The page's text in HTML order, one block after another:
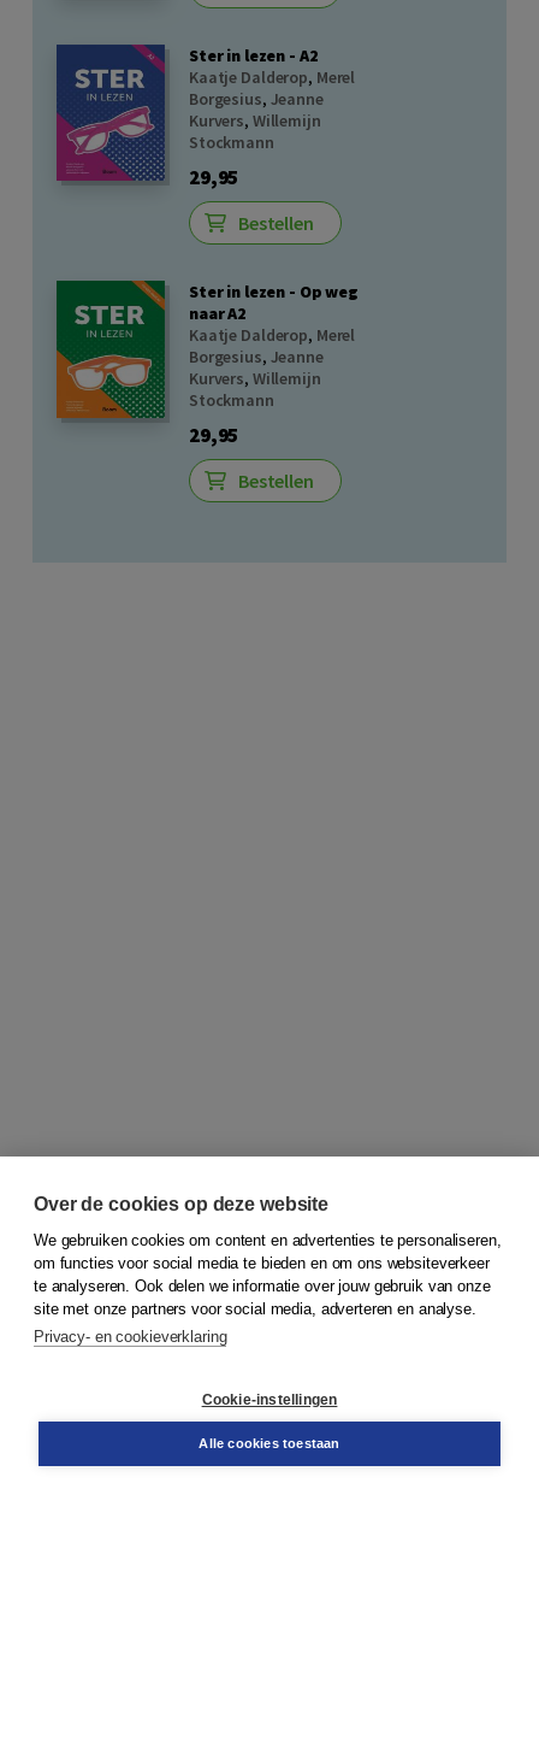
Ster in lezen - A2
Kaatje Dalderop, Merel
Borgesius, Jeanne
Kurvers, Willemijn
Stockmann
29,95
Bestellen
Ster in lezen - Op weg
naar A2
Kaatje Dalderop, Merel
Borgesius, Jeanne
Kurvers, Willemijn
Stockmann
29,95
Bestellen
© 2026Koninklijke Boom uitgevers
Bestellen
Over de cookies op deze website
We gebruiken cookies om content en advertenties te personaliseren,
om functies voor social media te bieden en om ons websiteverkeer
te analyseren. Ook delen we informatie over jouw gebruik van onze
site met onze partners voor social media, adverteren en analyse.
Privacy- en cookieverklaring
Cookie-instellingen
Alle cookies toestaan